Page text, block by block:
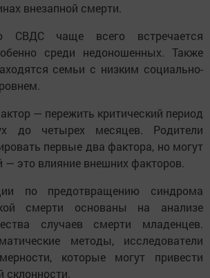
внезапной смерти.
СВДС чаще всего встречается
среди недоношенных. Также
семьи с низким социально-
— пережить критический период
до четырех месяцев. Родители
первые два фактора, но могут
— это влияние внешних факторов.
по предотвращению синдрома
смерти основаны на анализе
случаев смерти младенцев.
методы, исследователи
которые могут привести
склонности.